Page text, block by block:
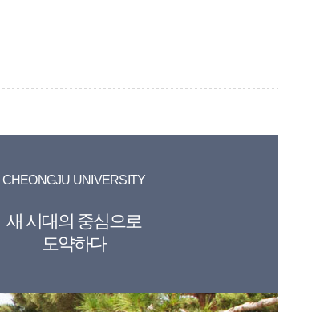
CHEONGJU UNIVERSITY
새 시대의 중심으로
도약하다